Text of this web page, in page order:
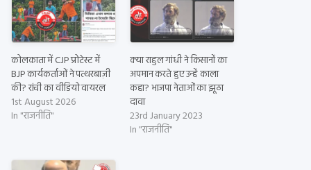
कोलकाता में CJP प्रोटेस्ट में
BJP कार्यकर्ताओं ने पत्थरबाज़ी
की? रांची का वीडियो वायरल
1st August 2026
In "राजनीति"
क्या राहुल गांधी ने किसानों का
अपमान करते हुए उन्हें काला
कहा? भाजपा नेताओं का झूठा
दावा
23rd January 2023
In "राजनीति"